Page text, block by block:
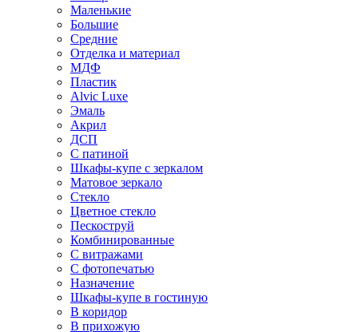
Маленькие
Большие
Средние
Отделка и материал
МДФ
Пластик
Alvic Luxe
Эмаль
Акрил
ДСП
С патиной
Шкафы-купе с зеркалом
Матовое зеркало
Стекло
Цветное стекло
Пескоструй
Комбинированные
С витражами
С фотопечатью
Назначение
Шкафы-купе в гостиную
В коридор
В прихожую